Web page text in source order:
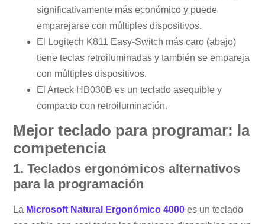
significativamente más económico y puede
emparejarse con múltiples dispositivos.
El Logitech K811 Easy-Switch más caro (abajo)
tiene teclas retroiluminadas y también se empareja
con múltiples dispositivos.
El Arteck HB030B es un teclado asequible y
compacto con retroiluminación.
Mejor teclado para programar: la
competencia
1. Teclados ergonómicos alternativos
para la programación
La Microsoft Natural Ergonómico 4000 es un teclado